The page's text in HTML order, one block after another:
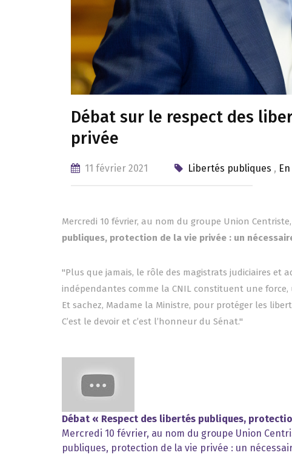
Débat sur le respect des
privée
11 février 2021 Libertés publiques ,
Mercredi 10 février, au nom du groupe Union
publiques, protection de la vie privée : un
"Plus que jamais, le rôle des magistrats judiciaires et
indépendantes comme la CNIL constituent une force,
Et sachez, Madame la Ministre, pour protéger les
C’est le devoir et c’est l’honneur du Sénat."
Débat « Respect des libertés publiques,
Mercredi 10 février, au nom du groupe Union
publiques, protection de la vie privée : un